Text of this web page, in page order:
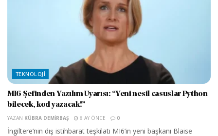
TEKNOLOJI
MI6 Şefinden Yazılım Uyarısı: “Yeni nesil casuslar Python
bilecek, kod yazacak!”
YAZAN KÜBRA DEMIRBAŞ 8 AY ÖNCE 0
İngiltere’nin dış istihbarat teşkilatı MI6’in yeni başkanı Blaise